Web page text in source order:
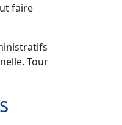
faire
Tour